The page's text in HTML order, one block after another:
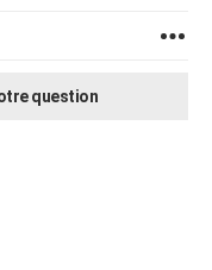
question